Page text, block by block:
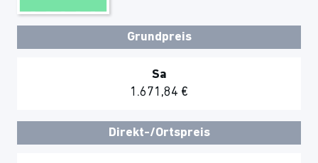
Grundpreis
Sa
1.671,84 €
Direkt-/Ortspreis